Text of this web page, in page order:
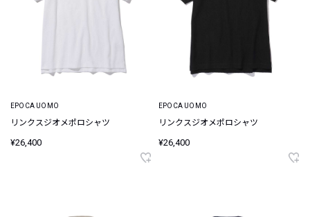
EPOCA UOMO
リンクスジオメポロシャツ
¥26,400
EPOCA UOMO
リンクスジオメポロシャツ
¥26,400